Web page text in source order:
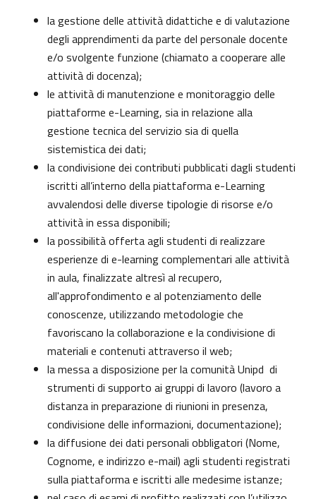
la gestione delle attività didattiche e di valutazione
degli apprendimenti da parte del personale docente
e/o svolgente funzione (chiamato a cooperare alle
attività di docenza);
le attività di manutenzione e monitoraggio delle
piattaforme e-Learning, sia in relazione alla
gestione tecnica del servizio sia di quella
sistemistica dei dati;
la condivisione dei contributi pubblicati dagli studenti
iscritti all’interno della piattaforma e-Learning
avvalendosi delle diverse tipologie di risorse e/o
attività in essa disponibili;
la possibilità offerta agli studenti di realizzare
esperienze di e-learning complementari alle attività
in aula, finalizzate altresì al recupero,
all'approfondimento e al potenziamento delle
conoscenze, utilizzando metodologie che
favoriscano la collaborazione e la condivisione di
materiali e contenuti attraverso il web;
la messa a disposizione per la comunità Unipd di
strumenti di supporto ai gruppi di lavoro (lavoro a
distanza in preparazione di riunioni in presenza,
condivisione delle informazioni, documentazione);
la diffusione dei dati personali obbligatori (Nome,
Cognome, e indirizzo e-mail) agli studenti registrati
sulla piattaforma e iscritti alle medesime istanze;